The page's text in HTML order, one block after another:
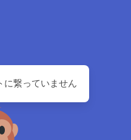
に繋っていません